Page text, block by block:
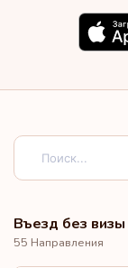
Въезд без визы
55 Направления